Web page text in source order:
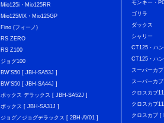
Mio125i・Mio125RR
Mio125MX・Mio125GP
Fino (フィーノ)
RS ZERO
RS Z100
ジョグ100
BW'S50 [ JBH-SA53J ]
BW'S50 [ JBH-SA44J ]
ボックス デラックス [ JBH-SA52J ]
ボックス [ JBH-SA31J ]
ジョグ／ジョグデラックス [ 2BH-AY01 ]
モンキー・
ゴリラ
ダックス
シャリー
CT125・ハ
CT125・ハ
スーパーカ
スーパーカ
クロスカブ
クロスカブ
クロスカブ [